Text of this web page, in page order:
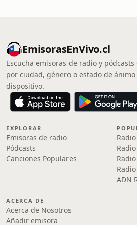
EmisorasEnVivo.cl
Escucha emisoras de radio y pódcasts
por ciudad, género o estado de
dispositivo.
EXPLORAR
Emisoras de radio
Pódcasts
Canciones Populares
ADN
ACERCA DE
Acerca de Nosotros
Añadir emisora